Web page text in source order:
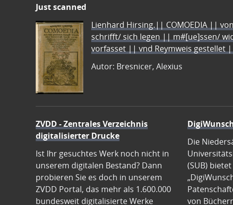
Just scanned
Lienhard Hirsing.|| COMOEDIA ||
schrifft/ sich legen || m#[ue]ssen/
vorfasset || vnd Reymweis
Autor: Bresnicer, Alexius
ZVDD - Zentrales Verzeichnis
digitalisierter Drucke
Ist Ihr gesuchtes Werk noch nicht in
unserem digitalen Bestand? Dann
probieren Sie es doch in unserem
ZVDD Portal, das mehr als 1.600.000
bundesweit digitalisierte Werke
Die
(SUB)
von